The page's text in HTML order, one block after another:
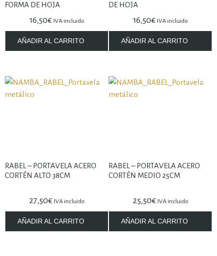
FORMA DE HOJA
16,50€ IVA incluido
AÑADIR AL CARRITO
DE HOJA
16,50€ IVA incluido
AÑADIR AL CARRITO
RABEL – PORTAVELA ACERO
CORTÉN ALTO 38CM
27,50€ IVA incluido
AÑADIR AL CARRITO
RABEL – PORTAVELA ACERO
CORTÉN MEDIO 25CM
25,50€ IVA incluido
AÑADIR AL CARRITO